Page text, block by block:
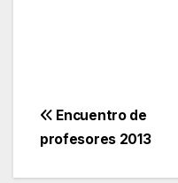
de
Encuentro de
profesores 2013